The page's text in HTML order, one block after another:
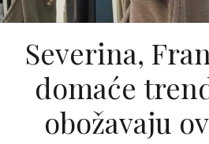
Severina,
domaće
obožavaju